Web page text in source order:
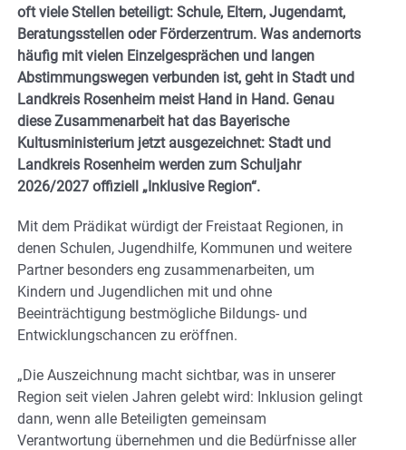
oft viele Stellen beteiligt: Schule, Eltern, Jugendamt,
Beratungsstellen oder Förderzentrum. Was andernorts
häufig mit vielen Einzelgesprächen und langen
Abstimmungswegen verbunden ist, geht in Stadt und
Landkreis Rosenheim meist Hand in Hand. Genau
diese Zusammenarbeit hat das Bayerische
Kultusministerium jetzt ausgezeichnet: Stadt und
Landkreis Rosenheim werden zum Schuljahr
2026/2027 offiziell „Inklusive Region“.
Mit dem Prädikat würdigt der Freistaat Regionen, in
denen Schulen, Jugendhilfe, Kommunen und weitere
Partner besonders eng zusammenarbeiten, um
Kindern und Jugendlichen mit und ohne
Beeinträchtigung bestmögliche Bildungs- und
Entwicklungschancen zu eröffnen.
„Die Auszeichnung macht sichtbar, was in unserer
Region seit vielen Jahren gelebt wird: Inklusion gelingt
dann, wenn alle Beteiligten gemeinsam
Verantwortung übernehmen und die Bedürfnisse aller